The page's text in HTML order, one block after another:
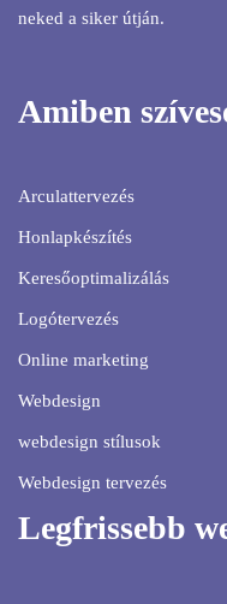
neked a siker útján.
Amiben
Arculattervezés
Honlapkészítés
Keresőoptimalizálás
Logótervezés
Online marketing
Webdesign
webdesign stílusok
Webdesign tervezés
Legfrissebb